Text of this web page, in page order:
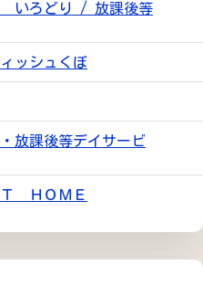
いろどり / 放課後等
ッシュくぼ
放課後等デイサービ
Ｔ ＨＯＭＥ